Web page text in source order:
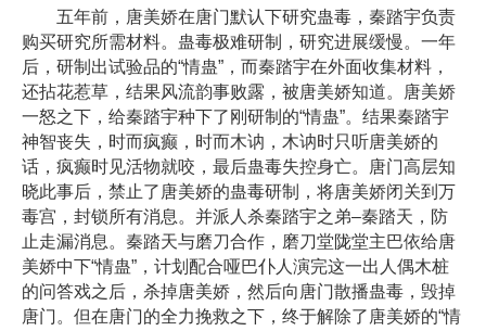
五年前，唐美娇在唐门默认下研究蛊毒，秦踏宇负责
购买研究所需材料。蛊毒极难研制，研究进展缓慢。一年
后，研制出试验品的“情蛊”，而秦踏宇在外面收集材料，
还拈花惹草，结果风流韵事败露，被唐美娇知道。唐美娇
一怒之下，给秦踏宇种下了刚研制的“情蛊”。结果秦踏宇
神智丧失，时而疯癫，时而木讷，木讷时只听唐美娇的
话，疯癫时见活物就咬，最后蛊毒失控身亡。唐门高层知
晓此事后，禁止了唐美娇的蛊毒研制，将唐美娇闭关到万
毒宫，封锁所有消息。并派人杀秦踏宇之弟–秦踏天，防
止走漏消息。秦踏天与磨刀合作，磨刀堂陇堂主巴依给唐
美娇中下“情蛊”，计划配合哑巴仆人演完这一出人偶木桩
的问答戏之后，杀掉唐美娇，然后向唐门散播蛊毒，毁掉
唐门。但在唐门的全力挽救之下，终于解除了唐美娇的“情